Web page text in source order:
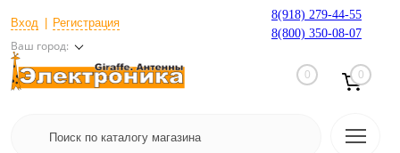
Вход Регистрация
Ваш город:
8(918) 279-44-55
8(800) 350-08-07
0 0